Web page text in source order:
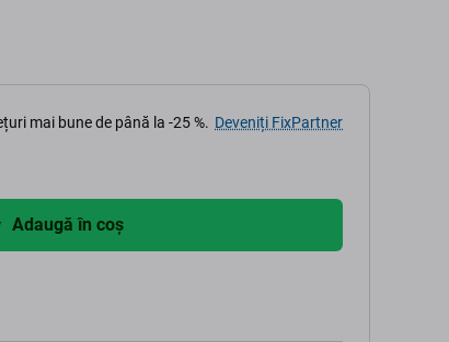
mai bune de până la -25 %. Deveniți FixPartner
Adaugă în coș